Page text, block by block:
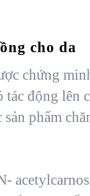
cho da
chứng
động lên
phẩm